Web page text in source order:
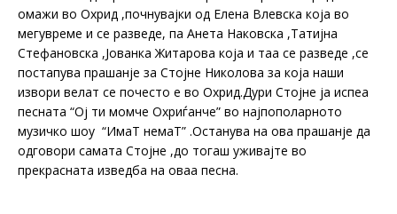
омажи во Охрид ,почнувајки од Елена Влевска која во
мегувреме и се разведе, па Анета Наковска ,Татијна
Стефановска ,Јованка Житарова која и таа се разведе ,се
постапува прашанје за Стојне Николова за која наши
извори велат се почесто е во Охрид.Дури Стојне ја испеа
песната “Ој ти момче Охриѓанче” во најпополарното
музичко шоу “ИмаТ немаТ” .Останува на ова прашанје да
одговори самата Стојне ,до тогаш уживајте во
прекрасната изведба на оваа песна.